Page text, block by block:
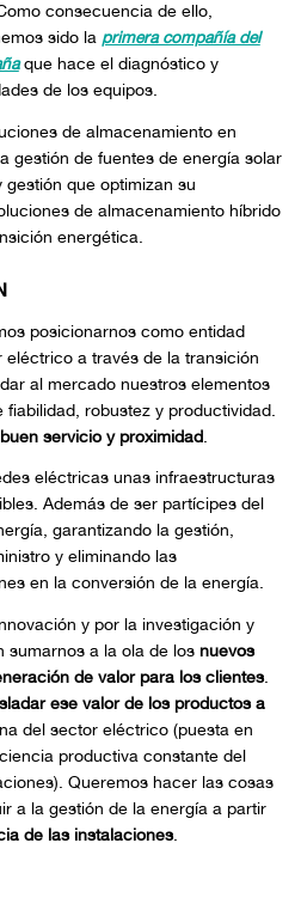
consecuencia de ello,
sido la primera compañía del
que hace el diagnóstico y
de los equipos.
de almacenamiento en
gestión de fuentes de energía solar
que optimizan su
de almacenamiento híbrido
energética.
posicionarnos como entidad
a través de la transición
al mercado nuestros elementos
robustez y productividad.
servicio y proximidad.
eléctricas unas infraestructuras
Además de ser partícipes del
garantizando la gestión,
y eliminando las
en la conversión de la energía.
y por la investigación y
sumarnos a la ola de los nuevos
de valor para los clientes.
ese valor de los productos a
del sector eléctrico (puesta en
productiva constante del
Queremos hacer las cosas
a la gestión de la energía a partir
de las instalaciones.